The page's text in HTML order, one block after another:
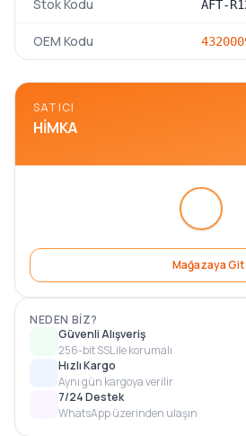
Stok Kodu AFT-
OEM Kodu
SATICI
HIMKA
Mağazaya Git
NEDEN BIZ?
Güvenli Alışveriş
256-bit SSL ile korumalı
Hızlı Kargo
Aynı gün kargoya verilir
7/24 Destek
WhatsApp üzerinden ulaşın